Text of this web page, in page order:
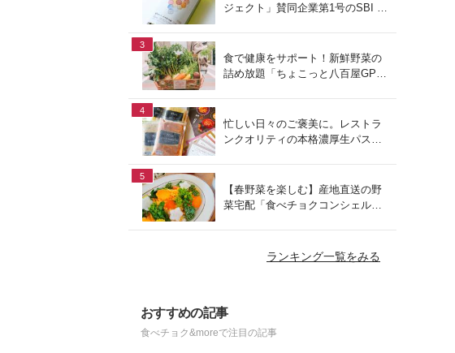
ジェクト」賛同企業第1号のSBI F
3
食で健康をサポート！新鮮野菜の
詰め放題「ちょこっと八百屋GP
4
忙しい日々のご褒美に。レストラ
ンクオリティの本格濃厚生パスタ
5
【春野菜を楽しむ】産地直送の野
菜宅配「食べチョクコンシェルジ
ランキング一覧をみる
おすすめの記事
食べチョク&moreで注目の記事